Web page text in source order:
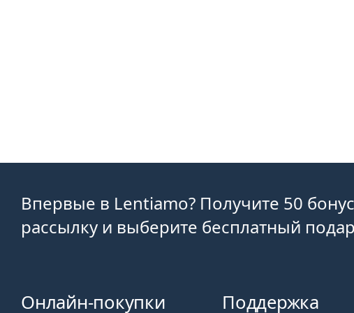
Впервые в Lentiamo? Получите 50
рассылку и выберите бесплатный
Онлайн-покупки
Поддержка